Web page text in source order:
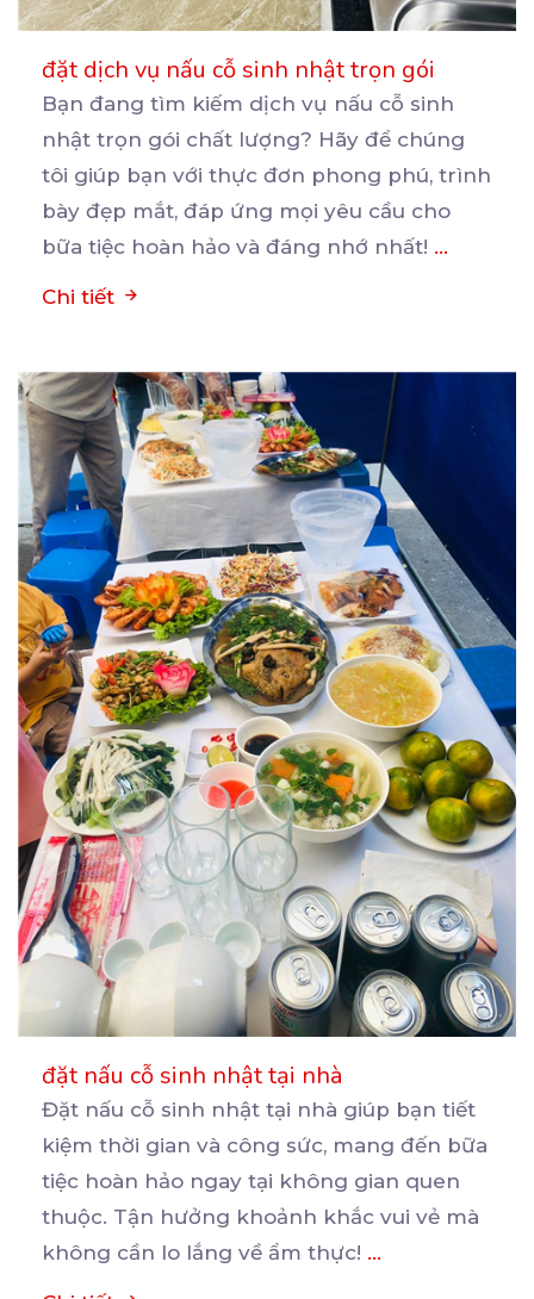
đặt dịch vụ nấu cỗ sinh nhật trọn gói
Bạn đang tìm kiếm dịch vụ nấu cỗ sinh
nhật trọn gói chất lượng? Hãy để chúng
tôi giúp bạn với thực đơn phong phú, trình
bày đẹp mắt, đáp ứng mọi yêu cầu cho
bữa tiệc hoàn hảo và đáng nhớ nhất! ...
Chi tiết
đặt nấu cỗ sinh nhật tại nhà
Đặt nấu cỗ sinh nhật tại nhà giúp bạn tiết
kiệm thời gian và công sức, mang đến bữa
tiệc hoàn hảo ngay tại không gian quen
thuộc. Tận hưởng khoảnh khắc vui vẻ mà
không cần lo lắng về ẩm thực! ...